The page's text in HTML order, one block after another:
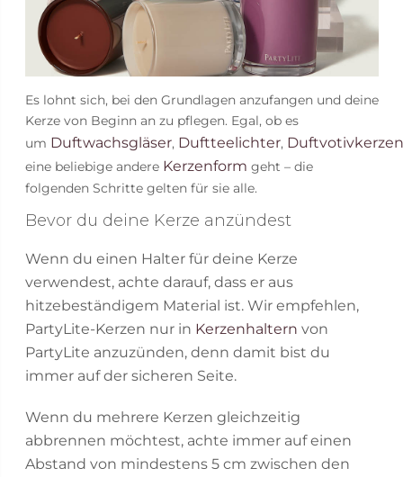
Es lohnt sich, bei den Grundlagen anzufangen und deine
Kerze von Beginn an zu pflegen. Egal, ob es
um Duftwachsgläser, Duftteelichter, Duftvotivkerzen
eine beliebige andere Kerzenform geht – die
folgenden Schritte gelten für sie alle.
Bevor du deine Kerze anzündest
Wenn du einen Halter für deine Kerze
verwendest, achte darauf, dass er aus
hitzebeständigem Material ist. Wir empfehlen,
PartyLite-Kerzen nur in Kerzenhaltern von
PartyLite anzuzünden, denn damit bist du
immer auf der sicheren Seite.
Wenn du mehrere Kerzen gleichzeitig
abbrennen möchtest, achte immer auf einen
Abstand von mindestens 5 cm zwischen den